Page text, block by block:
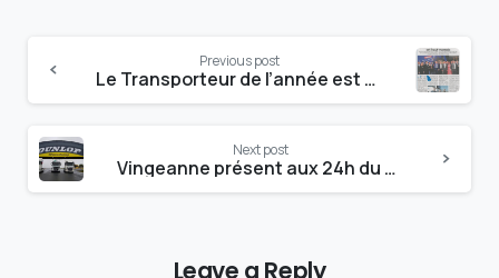
Reading
Previous post
Le Transporteur de l’année est Haut-marnais (JHM)
Next post
Vingeanne présent aux 24h du Mans camions